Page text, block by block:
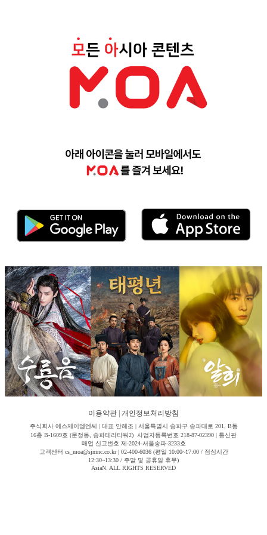
이용약관 개인정보처리방침
주식회사 에스제이엠엔씨 | 대표 안해조 | 서울특별시 송파구 송파대로 201, B동
16층 B-1609호 (문정동, 송파테라타워2) 사업자등록번호 218-87-02390 | 통신판
매업 신고번호 제-2024-서울송파-3233호
고객센터 cs_moa@sjmnc.co.kr | 02-400-6036 (평일 10:00~17:00 / 점심시간
12:30~13:30 / 주말 및 공휴일 휴무)
AsiaN. ALL RIGHTS RESERVED